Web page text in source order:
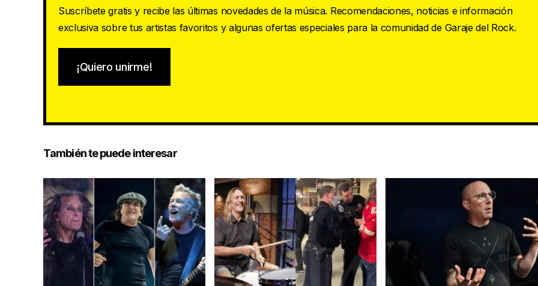
Suscríbete gratis y recibe las últimas novedades de la música. Recomendaciones, noticias e información
exclusiva sobre tus artistas favoritos y algunas ofertas especiales para la comunidad de Garaje del Rock.
¡Quiero unirme!
También te puede interesar